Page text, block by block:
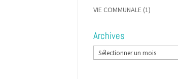
VIE COMMUNALE(1)
Archives
Archives